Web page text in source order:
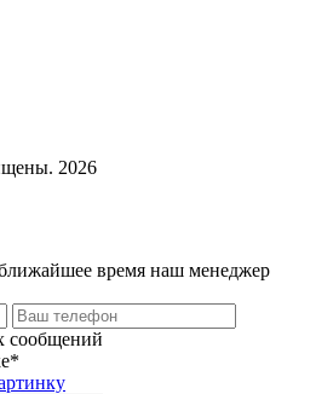
2026
время наш менеджер
сообщений
*